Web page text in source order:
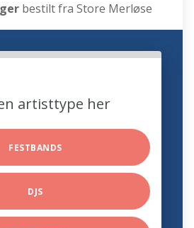
bestilt fra Store Merløse
artisttype her
FESTBANDS
DJS